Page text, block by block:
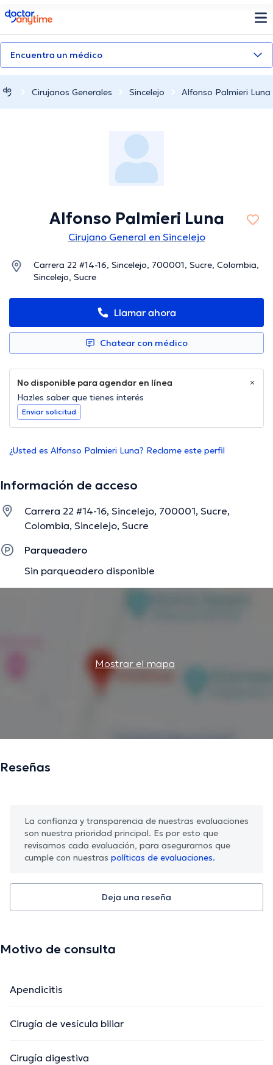
doctoranytime
Encuentra un médico
Cirujanos Generales Sincelejo Alfonso Palmieri Luna
Alfonso Palmieri Luna
Cirujano General en Sincelejo
Carrera 22 #14-16, Sincelejo, 700001, Sucre, Colombia,
Sincelejo, Sucre
Llamar ahora
Chatear con médico
No disponible para agendar en línea
Hazles saber que tienes interés
Enviar solicitud
¿Usted es Alfonso Palmieri Luna? Reclame este perfil
Información de acceso
Carrera 22 #14-16, Sincelejo, 700001, Sucre,
Colombia, Sincelejo, Sucre
Parqueadero
Sin parqueadero disponible
Mostrar el mapa
Reseñas
La confianza y transparencia de nuestras evaluaciones
son nuestra prioridad principal. Es por esto que
revisamos cada evaluación, para asegurarnos que
cumple con nuestras políticas de evaluaciones.
Deja una reseña
Motivo de consulta
Apendicitis
Cirugía de vesícula biliar
Cirugía digestiva